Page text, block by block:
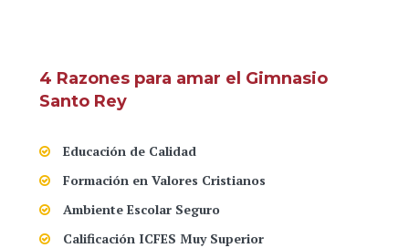
4 Razones para amar el Gimnasio
Santo Rey
Educación de Calidad
Formación en Valores Cristianos
Ambiente Escolar Seguro
Calificación ICFES Muy Superior